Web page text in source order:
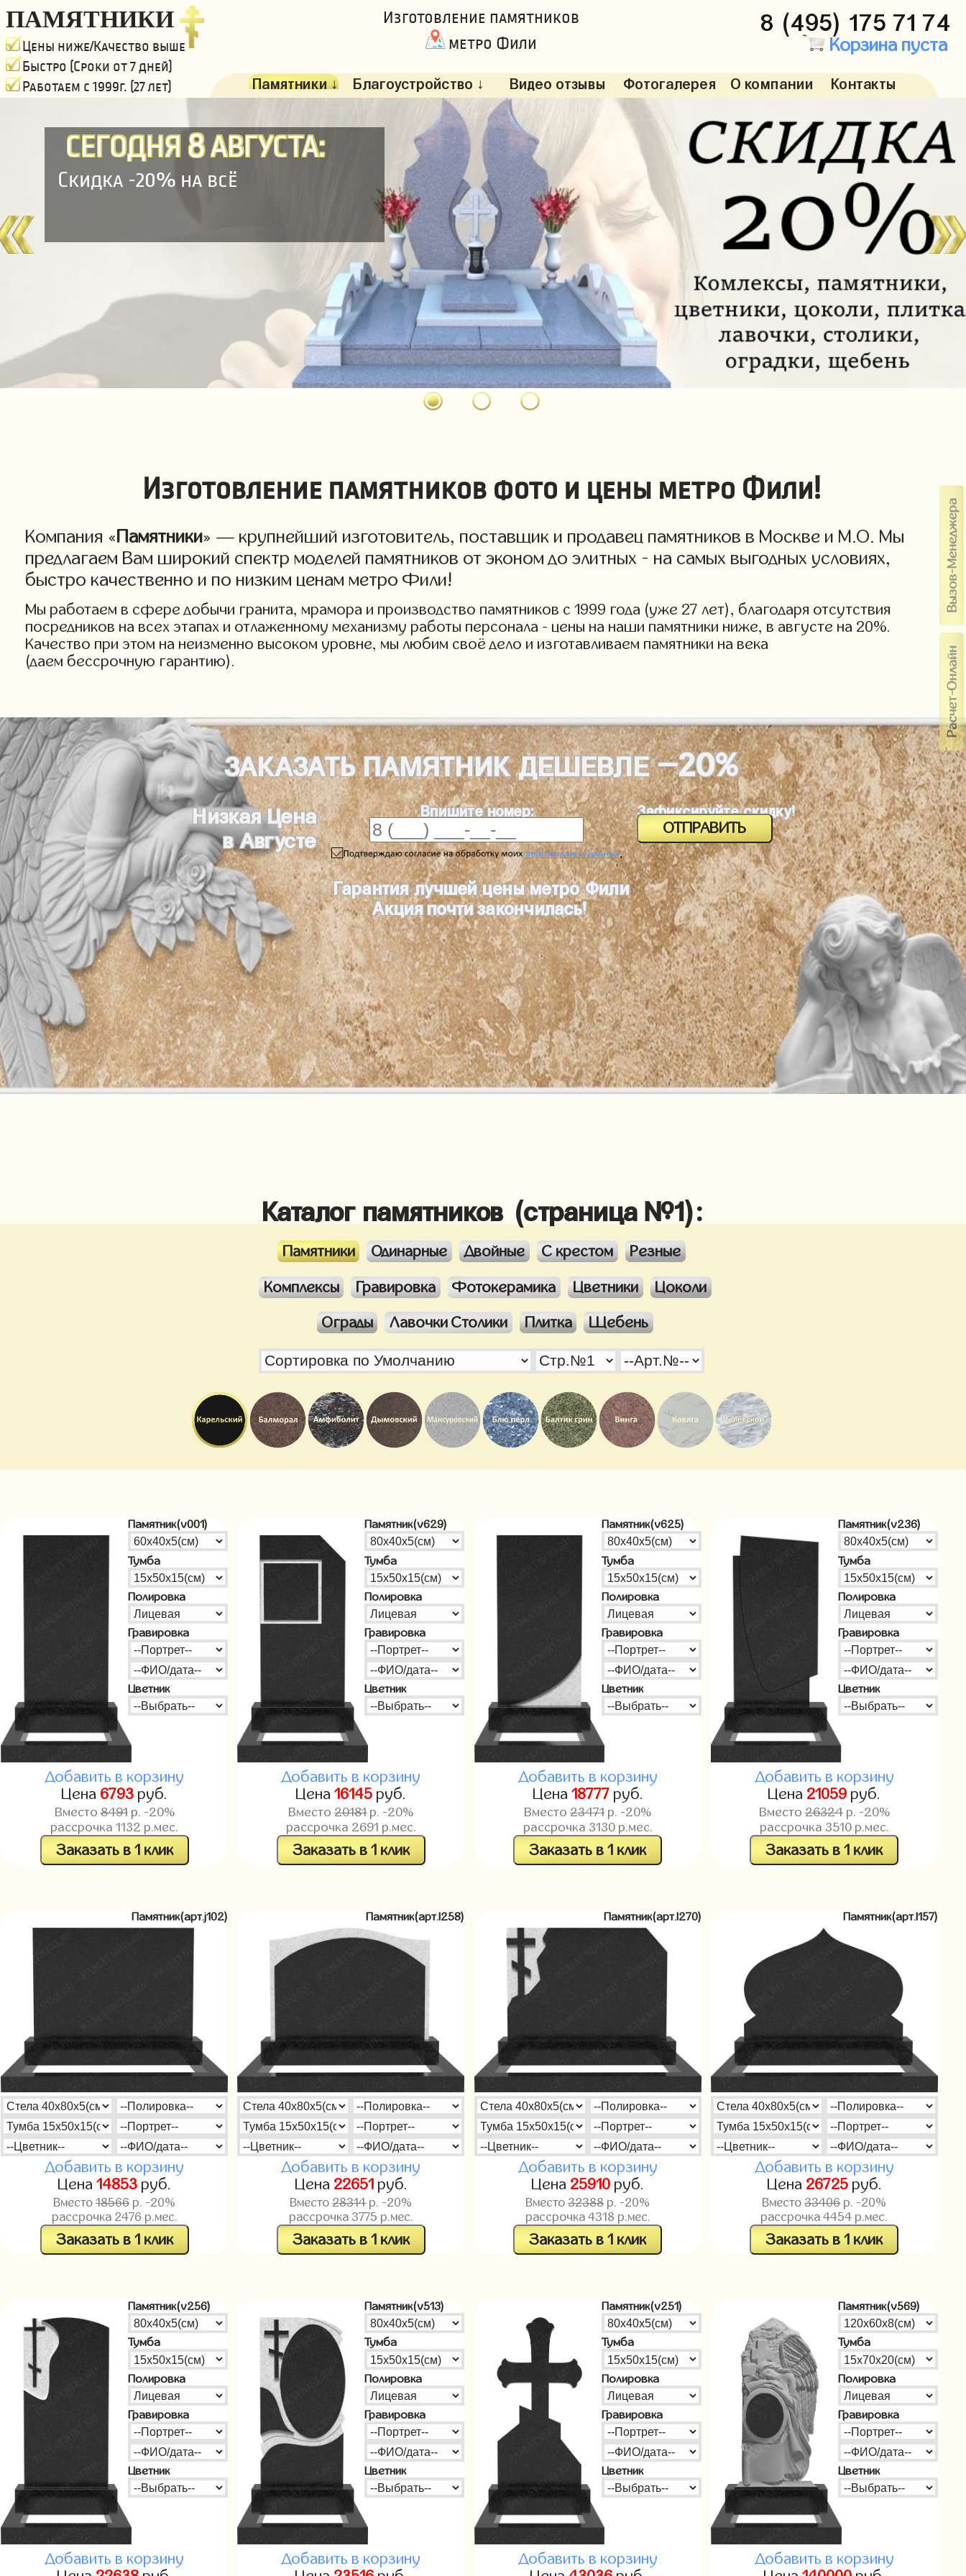
ПАМЯТНИКИ
Цены ниже/Качество выше
Быстро (Сроки от 7 дней)
Работаем с 1999г. (27 лет)
Изготовление памятников
метро Фили
8 (495) 175 71 74
Корзина пуста
Памятники ↓ Благоустройство ↓ Видео отзывы Фотогалерея О компании Контакты
СЕГОДНЯ 8АВГУСТА:
Скидка -20% на всё
Изготовление памятников фото и цены метро Фили!
Компания « Памятники» — крупнейший изготовитель, поставщик и продавец памятников в Москве и М.О. Мы
предлагаем Вам широкий спектр моделей памятников от эконом до элитных - на самых выгодных условиях,
быстро качественно и по низким ценам метро Фили!
Мы работаем в сфере добычи гранита, мрамора и производство памятников с 1999 года (уже 27 лет), благодаря отсутствия
посредников на всех этапах и отлаженному механизму работы персонала - цены на наши памятники ниже, в августе на 20%.
Качество при этом на неизменно высоком уровне, мы любим своё дело и изготавливаем памятники на века
(даем бессрочную гарантию).
ЗАКАЗАТЬПАМЯТНИКДЕШЕВЛЕ-20%
Низкая Цена
в Августе
Впишите номер:
.
Зафиксируйте скидку!
Гарантия лучшей цены метро Фили
Акция почти закончилась!
Каталог памятников (страница №1):
Памятники Одинарные Двойные С крестом Резные
Комплексы Гравировка Фотокерамика Цветники Цоколи
Ограды Лавочки Столики Плитка Щебень
Памятник(v001)
Тумба
Полировка
Гравировка
Цветник
Добавить в корзину
Цена 6793 руб.
Вместо8491р. -20%
рассрочка1132 р.мес.
Заказать в 1 клик
Памятник(v629)
Тумба
Полировка
Гравировка
Цветник
Добавить в корзину
Цена16145 руб.
Вместо20181р. -20%
рассрочка 2691 р.мес.
Заказать в 1 клик
Памятник(v625)
Тумба
Полировка
Гравировка
Цветник
Добавить в корзину
Цена 18777руб.
Вместо23471 р. -20%
рассрочка 3130р.мес.
Заказать в 1 клик
Памятник(v236)
Тумба
Полировка
Гравировка
Цветник
Добавить в корзину
Цена 21059 руб.
Вместо 26324р. -20%
рассрочка 3510р.мес.
Заказать в 1 клик
Памятник(арт.j102)
Добавить в корзину
Цена14853 руб.
Вместо18566 р. -20%
рассрочка 2476 р.мес.
Заказать в 1 клик
Памятник(арт.l258)
Добавить в корзину
Цена 22651 руб.
Вместо28314р. -20%
рассрочка 3775 р.мес.
Заказать в 1 клик
Памятник(арт.l270)
Добавить в корзину
Цена 25910 руб.
Вместо32388 р. -20%
рассрочка 4318 р.мес.
Заказать в 1 клик
Памятник(арт.l157)
Добавить в корзину
Цена 26725руб.
Вместо33406р. -20%
рассрочка4454 р.мес.
Заказать в 1 клик
Памятник(v256)
Тумба
Полировка
Гравировка
Цветник
Добавить в корзину
Памятник(v513)
Тумба
Полировка
Гравировка
Цветник
Добавить в корзину
Памятник(v251)
Тумба
Полировка
Гравировка
Цветник
Добавить в корзину
Памятник(v569)
Тумба
Полировка
Гравировка
Цветник
Добавить в корзину